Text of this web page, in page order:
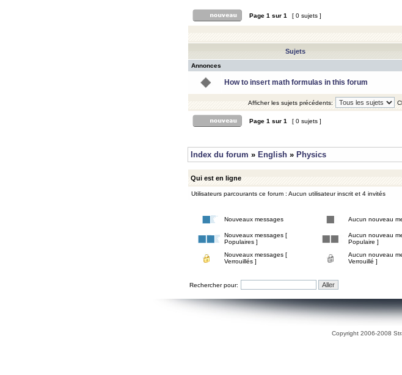
Page 1 sur 1 [ 0 sujets ]
Sujets
Annonces
How to insert math formulas in this forum
Afficher les sujets précédents:
Page 1 sur 1 [ 0 sujets ]
Index du forum » English » Physics
Qui est en ligne
Utilisateurs parcourants ce forum : Aucun utilisateur inscrit et 4 invités
Nouveaux messages Aucun nouveau
Nouveaux messages [
Populaires ]
Aucun nouveau
Populaire ]
Nouveaux messages [
Verrouillés ]
Aucun nouveau
Verrouillé ]
Rechercher pour:
Copyright 2006-2008